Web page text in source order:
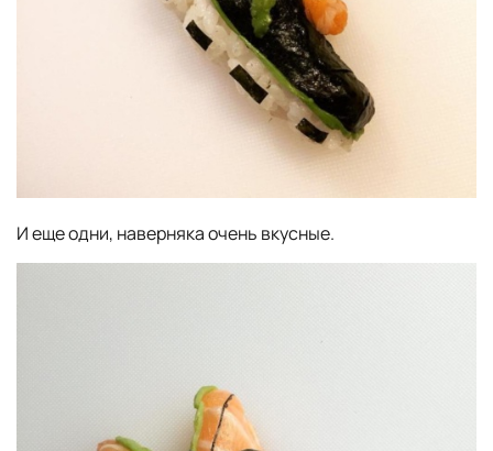
И еще одни, наверняка очень вкусные.